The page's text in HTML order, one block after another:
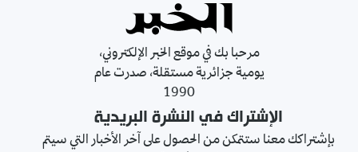
مرحبا بك في موقع الخبر الإلكتروني،
يومية جزائرية مستقلة، صدرت عام
1990
الإشتراك في النشرة البريدية
بإشتراكك معنا ستتمكن من الحصول على آخر الأخبار التي سيتم